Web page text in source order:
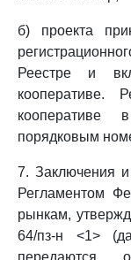
б) проекта
Реестре и
кооперативе.
кооперативе
порядковым
7. Заключения и
Регламентом
рынкам,
64/пз-н <1>
передаются